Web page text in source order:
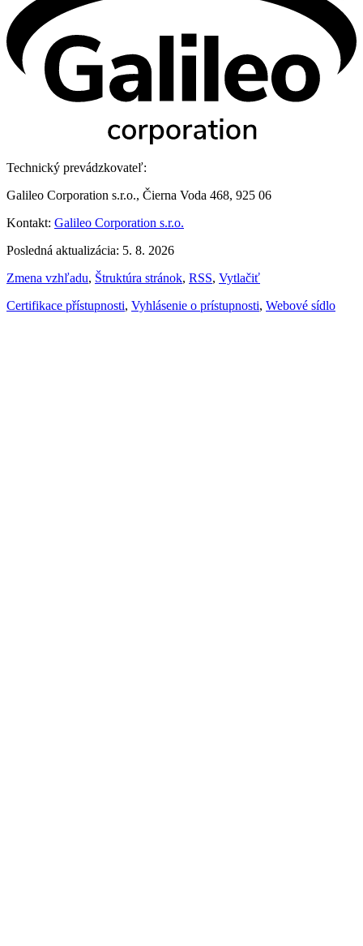
Technický prevádzkovateľ:
Galileo Corporation s.r.o., Čierna Voda 468, 925 06
Kontakt: Galileo Corporation s.r.o.
Posledná aktualizácia: 5. 8. 2026
Zmena vzhľadu, Štruktúra stránok, RSS, Vytlačiť
Certifikace přístupnosti, Vyhlásenie o prístupnosti, Webové sídlo